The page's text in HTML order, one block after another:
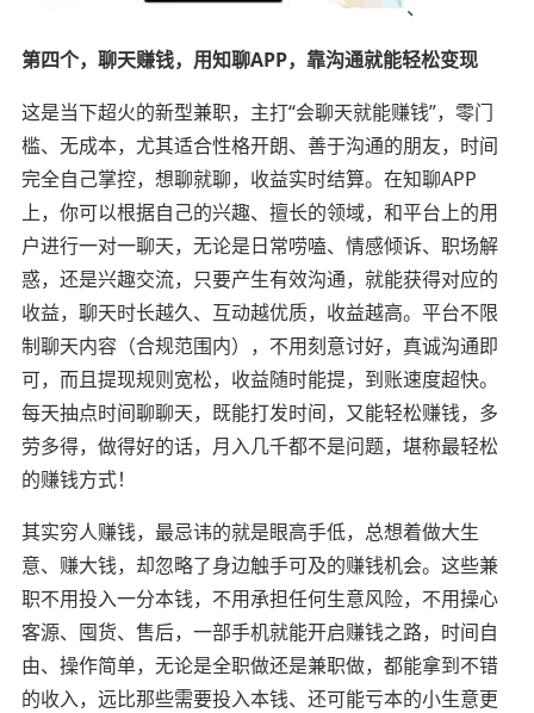
、
第四个，聊天赚钱，用知聊APP，靠沟通就能轻松变现
这是当下超火的新型兼职，主打“会聊天就能赚钱”，零门
槛、无成本，尤其适合性格开朗、善于沟通的朋友，时间
完全自己掌控，想聊就聊，收益实时结算。在知聊APP
上，你可以根据自己的兴趣、擅长的领域，和平台上的用
户进行一对一聊天，无论是日常唠嗑、情感倾诉、职场解
惑，还是兴趣交流，只要产生有效沟通，就能获得对应的
收益，聊天时长越久、互动越优质，收益越高。平台不限
制聊天内容（合规范围内），不用刻意讨好，真诚沟通即
可，而且提现规则宽松，收益随时能提，到账速度超快。
每天抽点时间聊聊天，既能打发时间，又能轻松赚钱，多
劳多得，做得好的话，月入几千都不是问题，堪称最轻松
的赚钱方式！
其实穷人赚钱，最忌讳的就是眼高手低，总想着做大生
意、赚大钱，却忽略了身边触手可及的赚钱机会。这些兼
职不用投入一分本钱，不用承担任何生意风险，不用操心
客源、囤货、售后，一部手机就能开启赚钱之路，时间自
由、操作简单，无论是全职做还是兼职做，都能拿到不错
的收入，远比那些需要投入本钱、还可能亏本的小生意更